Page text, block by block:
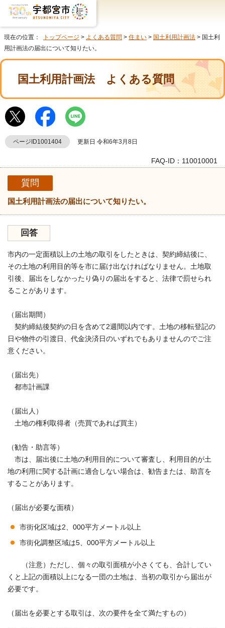
現在の位置： トップページ > よくある質問 > 住まい > 国土利用計画法 > 国土利
用計画法の届出について知りたい。
国土利用計画法よくある質問
ページID1001404 更新日 令和6年3月8日
FAQ-ID：110010001
質問
国土利用計画法の届出について知りたい。
回答
市内の一定面積以上の土地の取引をしたときは、契約締結後に、
その土地の利用目的等を市に届け出なければなりません。土地取
引後、届出をしなかったり偽りの届出をすると、法律で罰せられ
ることがあります。
（届出期間）
契約締結後契約の日を含めて2週間以内です。土地の移転登記の
日や物件の引渡日、代金決済日のいずれでもありませんのでご注
意ください。
（届出先）
都市計画課
（届出人）
土地の権利取得者（売買であれば買主）
（勧告・助言等）
市は、届出後に土地の利用目的について審査し、利用目的が土
地の利用に関する計画に適合しない場合は、勧告または、助言を
することがあります。
（届出が必要な面積）
市街化区域は2、000平方メートル以上
市街化調整区域は5、000平方メートル以上
（注意）ただし、個々の取引面積が小さくても、合計してい
くと上記の面積以上になる一団の土地は、当初の取引から届出が
必要です。
（届出を必要とする取引は、次の要件を全て満たすもの）